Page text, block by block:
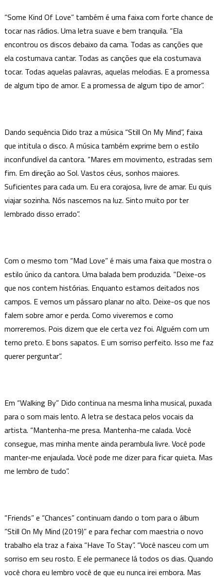
“Some Kind Of Love” também é uma faixa com forte chance de
tocar nas rádios. Uma letra suave e bem tranquila. “Ela
encontrou os discos debaixo da cama. Todas as canções que
ela costumava cantar. Todas as canções que ela costumava
tocar. Todas aquelas palavras, aquelas melodias. E a promessa
de algum tipo de amor. E a promessa de algum tipo de amor”.
Dando sequência Dido traz a música “Still On My Mind”, faixa
que intitula o disco. A música também exprime bem o estilo
inconfundível da cantora. “Mares em movimento, estradas sem
fim. Em direção ao Sol. Vastos céus, sonhos maiores.
Suficientes para cada um. Eu era corajosa, livre de amar. Eu quis
viajar sozinha. Nós nascemos na luz. Sinto muito por ter
lembrado disso errado”.
Com o mesmo tom “Mad Love” é mais uma faixa que mostra o
estilo único da cantora. Uma balada bem produzida. “Deixe-os
que nos contem histórias. Enquanto estamos deitados nos
campos. E vemos um pássaro planar no alto. Deixe-os que nos
falem sobre amor e perda. Como viveremos e como
morreremos. Pois dizem que ele certa vez foi. Alguém com um
terno preto. E bons sapatos. E um sorriso perfeito. Isso me faz
querer perguntar”.
Em “Walking By” Dido continua na mesma linha musical, puxada
para o som mais lento. A letra se destaca pelos vocais da
artista. “Mantenha-me presa. Mantenha-me calada. Você
consegue, mas minha mente ainda perambula livre. Você pode
manter-me enjaulada. Você pode me dizer para ficar quieta. Mas
me lembro de tudo”.
“Friends” e “Chances” continuam dando o tom para o álbum
“Still On My Mind (2019)” e para fechar com maestria o novo
trabalho ela traz a faixa “Have To Stay”. “Você nasceu com um
sorriso em seu rosto. E ele permanece lá todos os dias. Quando
você chora eu lembro você de que eu nunca irei embora. Mas